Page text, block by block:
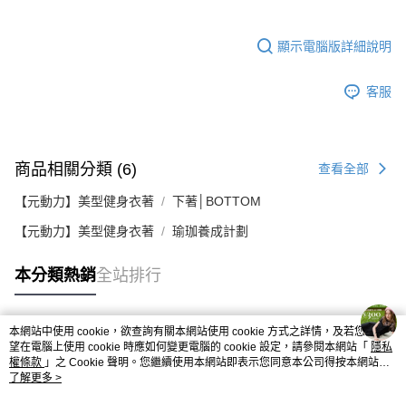
顯示電腦版詳細說明
客服
商品相關分類 (6) 查看全部
【元動力】美型健身衣著 下著│BOTTOM
【元動力】美型健身衣著 瑜珈養成計劃
本分類熱銷全站排行
熱門標籤
本網站中使用 cookie，欲查詢有關本網站使用 cookie 方式之詳情，及若您不希
望在電腦上使用 cookie 時應如何變更電腦的 cookie 設定，請參閱本網站「 隱私
權條款 」之 Cookie 聲明。您繼續使用本網站即表示您同意本公司得按本網站使
用條款之 Cookie 聲明使用 cookie。
了解更多 >